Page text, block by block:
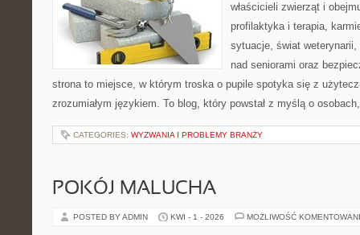
właścicieli zwierząt i
profilaktyka i terapia,
sytuacje, świat
nad seniorami oraz
strona to miejsce, w którym troska o pupile spotyka się z
zrozumiałym językiem. To blog, który powstał z myślą o
CATEGORIES: WYZWANIA I PROBLEMY BRANŻY
POKÓJ MALUCHA
POSTED BY ADMIN KWI - 1 - 2026 MOŻLIWOŚĆ